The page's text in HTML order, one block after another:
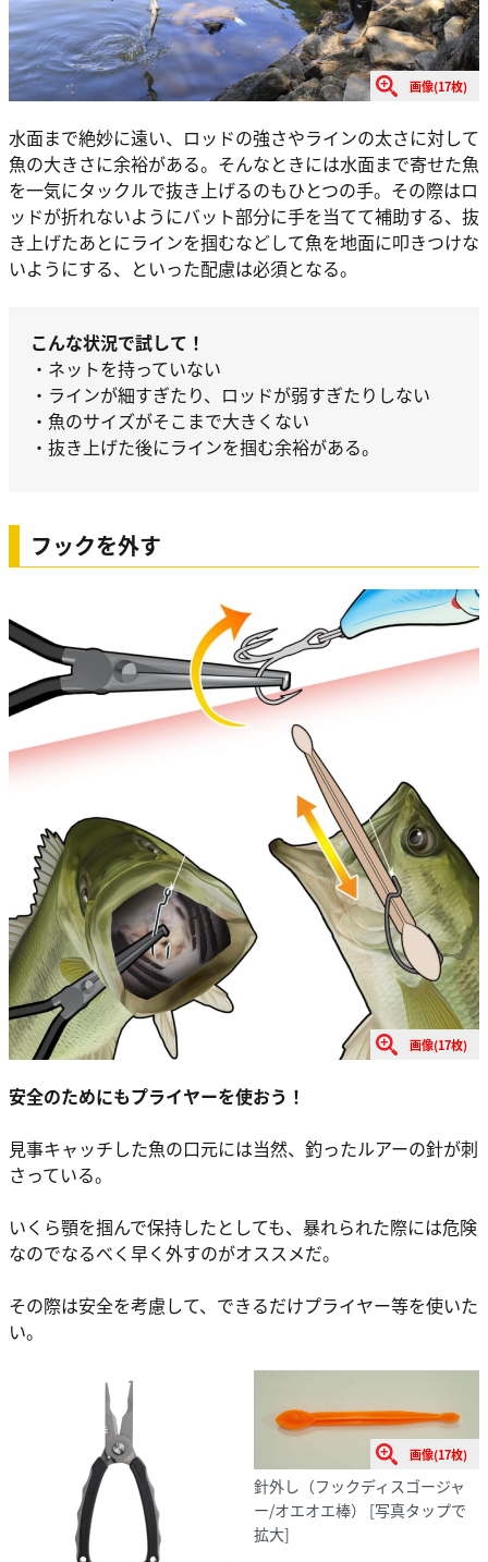
画像(17枚)
水面まで絶妙に遠い、ロッドの強さやラインの太さに対して
魚の大きさに余裕がある。そんなときには水面まで寄せた魚
を一気にタックルで抜き上げるのもひとつの手。その際はロ
ッドが折れないようにバット部分に手を当てて補助する、抜
き上げたあとにラインを掴むなどして魚を地面に叩きつけな
いようにする、といった配慮は必須となる。
こんな状況で試して！
・ネットを持っていない
・ラインが細すぎたり、ロッドが弱すぎたりしない
・魚のサイズがそこまで大きくない
・抜き上げた後にラインを掴む余裕がある。
フックを外す
画像(17枚)
安全のためにもプライヤーを使おう！
見事キャッチした魚の口元には当然、釣ったルアーの針が刺
さっている。
いくら顎を掴んで保持したとしても、暴れられた際には危険
なのでなるべく早く外すのがオススメだ。
その際は安全を考慮して、できるだけプライヤー等を使いた
い。
画像(17枚)
針外し（フックディスゴージャ
ー/オエオエ棒）
[写真タップで
拡大]